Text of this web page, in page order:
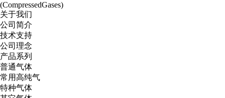
(CompressedGases)
关于我们
公司简介
技术支持
公司理念
产品系列
普通气体
常用高纯气
特种气体